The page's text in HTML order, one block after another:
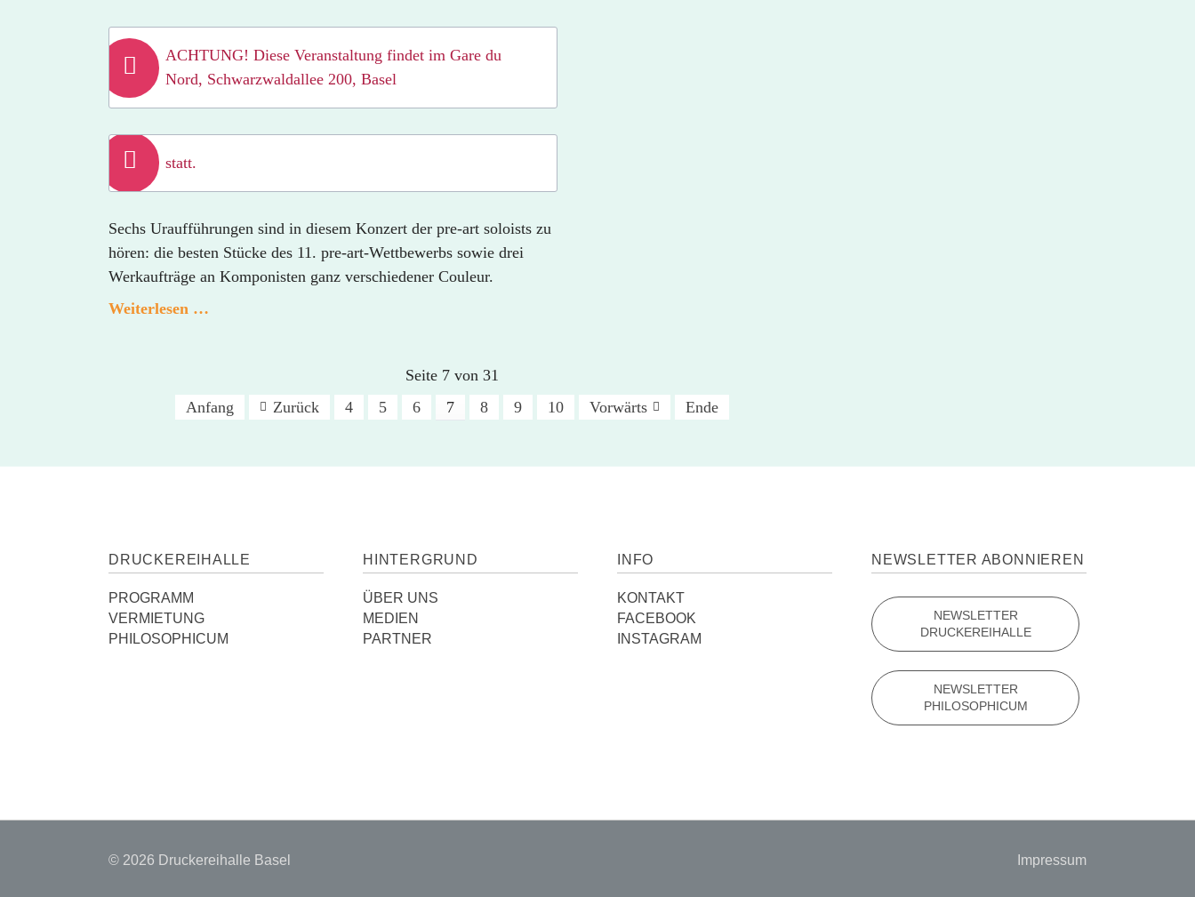
ACHTUNG! Diese Veranstaltung findet im Gare du
Nord, Schwarzwaldallee 200, Basel
statt.
Sechs Uraufführungen sind in diesem Konzert der pre-art soloists zu
hören: die besten Stücke des 11. pre-art-Wettbewerbs sowie drei
Werkaufträge an Komponisten ganz verschiedener Couleur.
Weiterlesen …
und
Seite 7 von 31
Anfang
Zurück 4 5 6 7 8 9 10 Vorwärts Ende
DRUCKEREIHALLE
PROGRAMM
VERMIETUNG
PHILOSOPHICUM
HINTERGRUND
ÜBER UNS
MEDIEN
PARTNER
INFO
KONTAKT
FACEBOOK
INSTAGRAM
NEWSLETTER ABONNIEREN
NEWSLETTER
DRUCKEREIHALLE
NEWSLETTER
PHILOSOPHICUM
© 2026 Druckereihalle Basel
Navigation
Impressum